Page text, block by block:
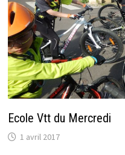
Ecole Vtt du Mercredi
1 avril 2017